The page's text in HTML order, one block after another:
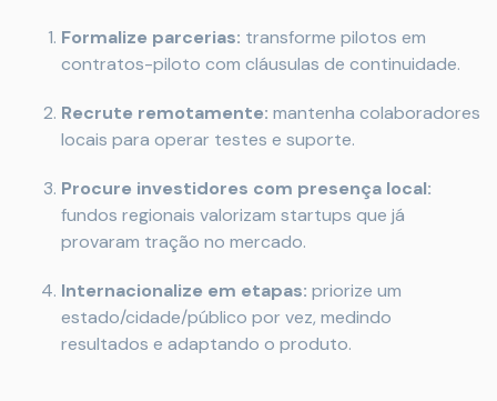
Formalize parcerias: transforme pilotos em
contratos-piloto com cláusulas de continuidade.
Recrute remotamente: mantenha colaboradores
locais para operar testes e suporte.
Procure investidores com presença local:
fundos regionais valorizam startups que já
provaram tração no mercado.
Internacionalize em etapas: priorize um
estado/cidade/público por vez, medindo
resultados e adaptando o produto.